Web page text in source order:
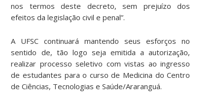
nos termos deste decreto, sem prejuízo dos
efeitos da legislação civil e penal”.
A UFSC continuará mantendo seus esforços no
sentido de, tão logo seja emitida a autorização,
realizar processo seletivo com vistas ao ingresso
de estudantes para o curso de Medicina do Centro
de Ciências, Tecnologias e Saúde/Araranguá.